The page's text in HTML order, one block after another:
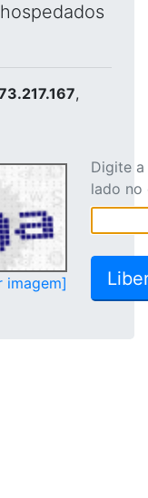
,
imagem]
Digite
lado no